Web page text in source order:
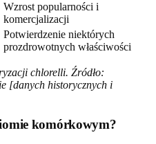
Wzrost popularności i
komercjalizacji
Potwierdzenie niektórych
prozdrowotnych właściwości
chlorelli. Źródło:
[danych historycznych i
komórkowym?